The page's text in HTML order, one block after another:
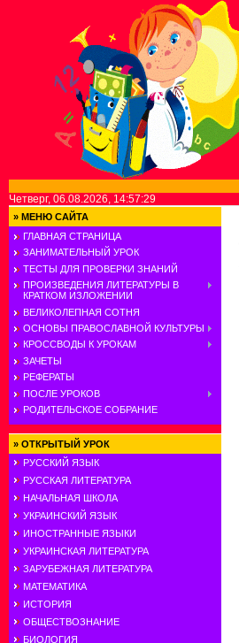
Четверг, 06.08.2026, 14:57:29
» МЕНЮ САЙТА
ГЛАВНАЯ СТРАНИЦА
ЗАНИМАТЕЛЬНЫЙ УРОК
ТЕСТЫ ДЛЯ ПРОВЕРКИ ЗНАНИЙ
ПРОИЗВЕДЕНИЯ ЛИТЕРАТУРЫ В
КРАТКОМ ИЗЛОЖЕНИИ
ВЕЛИКОЛЕПНАЯ СОТНЯ
ОСНОВЫ ПРАВОСЛАВНОЙ КУЛЬТУРЫ
КРОССВОДЫ К УРОКАМ
ЗАЧЕТЫ
РЕФЕРАТЫ
ПОСЛЕ УРОКОВ
РОДИТЕЛЬСКОЕ СОБРАНИЕ
» ОТКРЫТЫЙ УРОК
РУССКИЙ ЯЗЫК
РУССКАЯ ЛИТЕРАТУРА
НАЧАЛЬНАЯ ШКОЛА
УКРАИНСКИЙ ЯЗЫК
ИНОСТРАННЫЕ ЯЗЫКИ
УКРАИНСКАЯ ЛИТЕРАТУРА
ЗАРУБЕЖНАЯ ЛИТЕРАТУРА
МАТЕМАТИКА
ИСТОРИЯ
ОБЩЕСТВОЗНАНИЕ
БИОЛОГИЯ